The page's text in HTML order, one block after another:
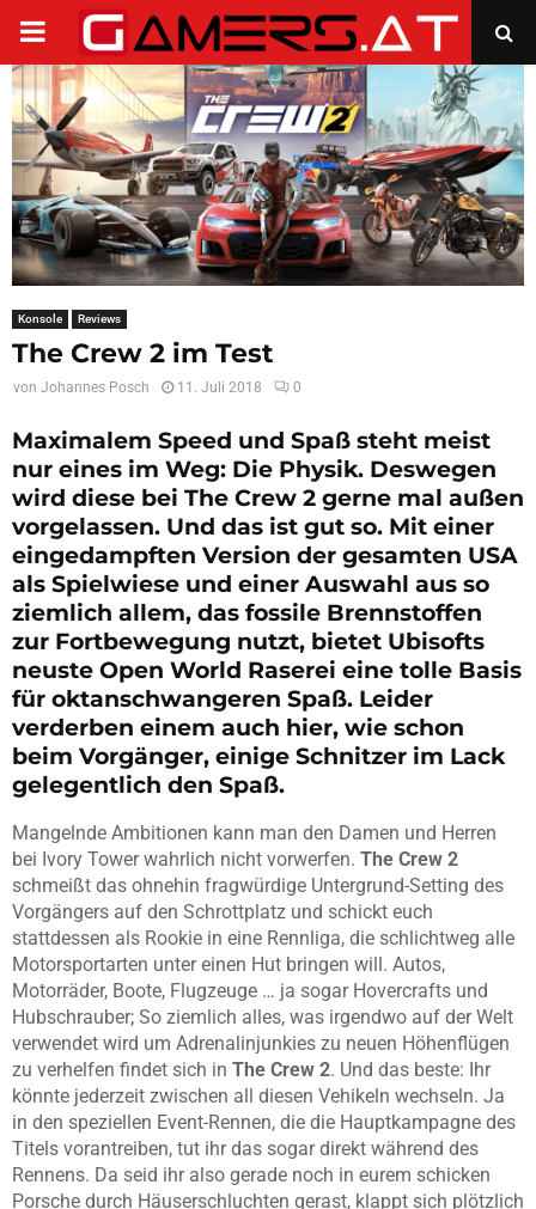
PRIMARY
MENU
Konsole Reviews
The Crew 2 im Test
von Johannes Posch 11. Juli 2018 0
Maximalem Speed und Spaß steht meist
nur eines im Weg: Die Physik. Deswegen
wird diese bei The Crew 2 gerne mal außen
vorgelassen. Und das ist gut so. Mit einer
eingedampften Version der gesamten USA
als Spielwiese und einer Auswahl aus so
ziemlich allem, das fossile Brennstoffen
zur Fortbewegung nutzt, bietet Ubisofts
neuste Open World Raserei eine tolle Basis
für oktanschwangeren Spaß. Leider
verderben einem auch hier, wie schon
beim Vorgänger, einige Schnitzer im Lack
gelegentlich den Spaß.
Mangelnde Ambitionen kann man den Damen und Herren
bei Ivory Tower wahrlich nicht vorwerfen. The Crew 2
schmeißt das ohnehin fragwürdige Untergrund-Setting des
Vorgängers auf den Schrottplatz und schickt euch
stattdessen als Rookie in eine Rennliga, die schlichtweg alle
Motorsportarten unter einen Hut bringen will. Autos,
Motorräder, Boote, Flugzeuge … ja sogar Hovercrafts und
Hubschrauber; So ziemlich alles, was irgendwo auf der Welt
verwendet wird um Adrenalinjunkies zu neuen Höhenflügen
zu verhelfen findet sich in The Crew 2. Und das beste: Ihr
könnte jederzeit zwischen all diesen Vehikeln wechseln. Ja
in den speziellen Event-Rennen, die die Hauptkampagne des
Titels vorantreiben, tut ihr das sogar direkt während des
Rennens. Da seid ihr also gerade noch in eurem schicken
Porsche durch Häuserschluchten gerast, klappt sich plötzlich